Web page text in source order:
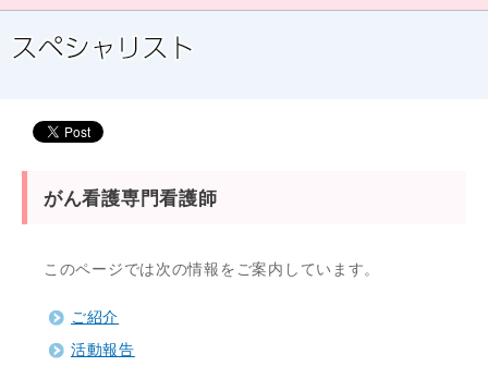
がん看護専門看護師
このページでは次の情報をご案内しています。
ご紹介
活動報告